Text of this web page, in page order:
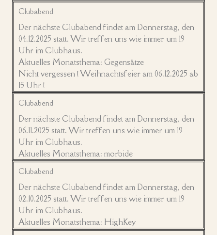
Clubabend
Der nächste Clubabend findet am Donnerstag, den
04.12.2025 statt. Wir treffen uns wie immer um 19
Uhr im Clubhaus.
Aktuelles Monatsthema: Gegensätze
Nicht vergessen ! Weihnachtsfeier am 06.12.2025 ab
15 Uhr !
Clubabend
Der nächste Clubabend findet am Donnerstag, den
06.11.2025 statt. Wir treffen uns wie immer um 19
Uhr im Clubhaus.
Aktuelles Monatsthema: morbide
Clubabend
Der nächste Clubabend findet am Donnerstag, den
02.10.2025 statt. Wir treffen uns wie immer um 19
Uhr im Clubhaus.
Aktuelles Monatsthema: HighKey